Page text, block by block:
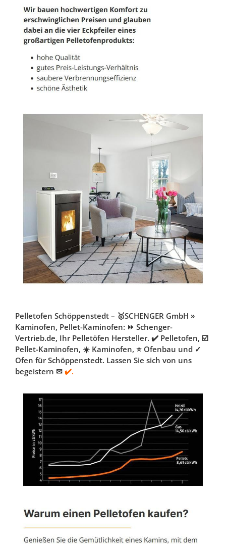
Pelletofen Schöppenstedt – 🥇SCHENGER GmbH »
Kaminofen, Pellet-Kaminofen: ⏩ Schenger-
Vertrieb.de, Ihr Pelletöfen Hersteller. ✔️ Pelletofen, ☑️
Pellet-Kaminofen, ☀️ Kaminofen, ⭐ Ofenbau und ✓
Ofen für Schöppenstedt. Lassen Sie sich von uns
begeistern ✉ ✔️.